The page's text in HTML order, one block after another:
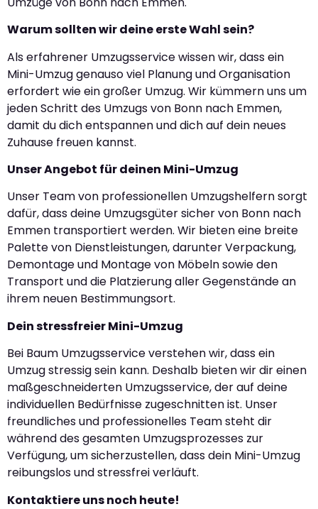
Warum sollten wir deine erste Wahl sein?
Als erfahrener Umzugsservice wissen wir, dass ein
Mini-Umzug genauso viel Planung und Organisation
erfordert wie ein großer Umzug. Wir kümmern uns um
jeden Schritt des Umzugs von Bonn nach Emmen,
damit du dich entspannen und dich auf dein neues
Zuhause freuen kannst.
Unser Angebot für deinen Mini-Umzug
Unser Team von professionellen Umzugshelfern sorgt
dafür, dass deine Umzugsgüter sicher von Bonn nach
Emmen transportiert werden. Wir bieten eine breite
Palette von Dienstleistungen, darunter Verpackung,
Demontage und Montage von Möbeln sowie den
Transport und die Platzierung aller Gegenstände an
ihrem neuen Bestimmungsort.
Dein stressfreier Mini-Umzug
Bei Baum Umzugsservice verstehen wir, dass ein
Umzug stressig sein kann. Deshalb bieten wir dir einen
maßgeschneiderten Umzugsservice, der auf deine
individuellen Bedürfnisse zugeschnitten ist. Unser
freundliches und professionelles Team steht dir
während des gesamten Umzugsprozesses zur
Verfügung, um sicherzustellen, dass dein Mini-Umzug
reibungslos und stressfrei verläuft.
Kontaktiere uns noch heute!